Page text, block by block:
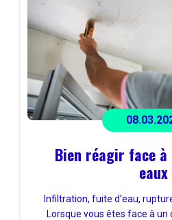
Bien réagir face
eaux
Infiltration, fuite d’eau,
Lorsque vous êtes face à un